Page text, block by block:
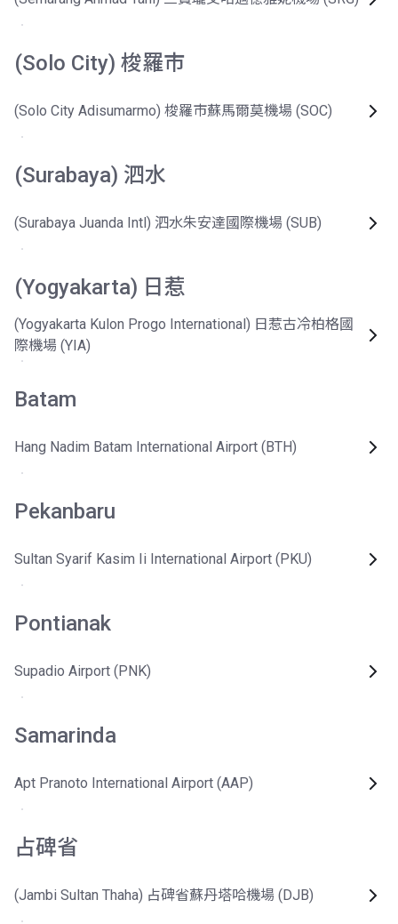
(Solo City) 梭羅市
(Solo City Adisumarmo) 梭羅市蘇馬爾莫機場 (SOC)
(Surabaya) 泗水
(Surabaya Juanda Intl) 泗水朱安達國際機場 (SUB)
(Yogyakarta) 日惹
(Yogyakarta Kulon Progo International) 日惹古冷柏格國
際機場 (YIA)
Batam
Hang Nadim Batam International Airport (BTH)
Pekanbaru
Sultan Syarif Kasim Ii International Airport (PKU)
Pontianak
Supadio Airport (PNK)
Samarinda
Apt Pranoto International Airport (AAP)
占碑省
(Jambi Sultan Thaha) 占碑省蘇丹塔哈機場 (DJB)